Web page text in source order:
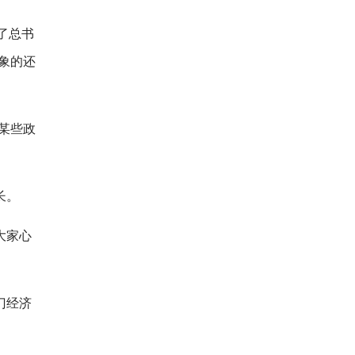
总书
的还
些政
家心
经济